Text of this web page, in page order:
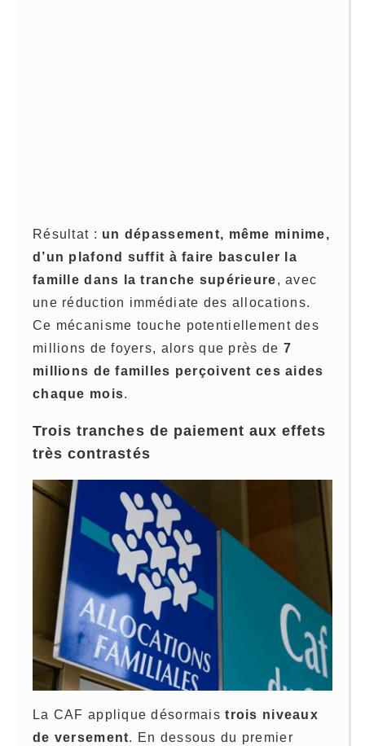
Résultat : un dépassement, même minime,
d’un plafond suffit à faire basculer la
famille dans la tranche supérieure, avec
une réduction immédiate des allocations.
Ce mécanisme touche potentiellement des
millions de foyers, alors que près de 7
millions de familles perçoivent ces aides
chaque mois.
Trois tranches de paiement aux effets
très contrastés
La CAF applique désormaistrois niveaux
de versement. En dessous du premier